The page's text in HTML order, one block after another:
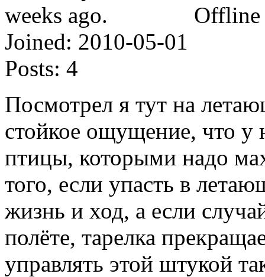
Offline
Joined: 2010-05-01
Posts: 4
Посмотрел я тут на
стойкое ощущение, что у
птицы, которыми надо
того, если упасть в
жизнь и ход, а если
полёте, тарелка
управлять этой штукой